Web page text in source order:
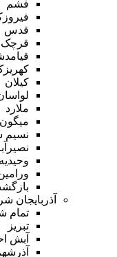
فشم
قدس
قرچک
کیلان
ملارد
میگون
نسیم
وحیدیه
آذربایجان
تمام
تبریز
آبش
آذرشهر